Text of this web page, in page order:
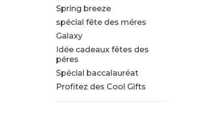
Spring breeze
spécial fête des méres
Galaxy
Idée cadeaux fêtes des
péres
Spécial baccalauréat
Profitez des Cool Gifts